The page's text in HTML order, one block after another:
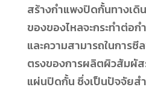
สร้างกำแพงปิดกั้นทางเดิ
ของของไหลจะกระทำต่อ
และความสามารถในการ
ตรงของการผลิตผิวสัมผัส
แผ่นปิดกั้น ซึ่งเป็นปัจจัย